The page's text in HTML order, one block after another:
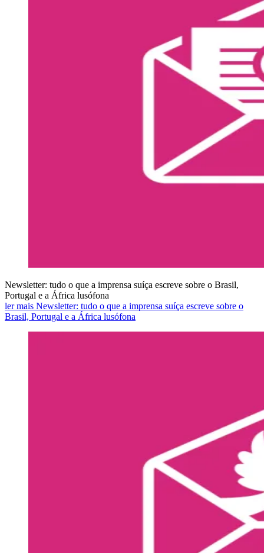
Newsletter: tudo o que a imprensa suíça escreve sobre o Brasil,
Portugal e a África lusófona
ler mais Newsletter: tudo o que a imprensa suíça escreve sobre o
Brasil, Portugal e a África lusófona